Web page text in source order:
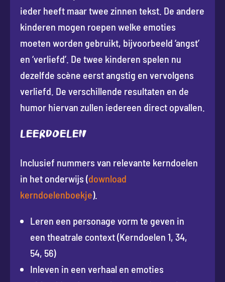
ieder heeft maar twee zinnen tekst. De andere
kinderen mogen roepen welke emoties
moeten worden gebruikt, bijvoorbeeld ‘angst’
en ‘verliefd’. De twee kinderen spelen nu
dezelfde scène eerst angstig en vervolgens
verliefd. De verschillende resultaten en de
humor hiervan zullen iedereen direct opvallen.
Leerdoelen
Inclusief nummers van relevante kerndoelen
in het onderwijs (download
kerndoelenboekje).
Leren een personage vorm te geven in
een theatrale context (Kerndoelen 1, 34,
54, 56)
Inleven in een verhaal en emoties